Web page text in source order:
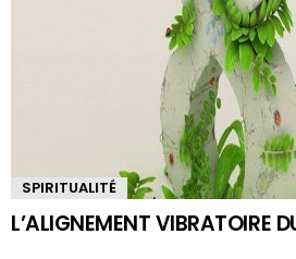
SPIRITUALITÉ
L’ALIGNEMENT VIBRATOIRE